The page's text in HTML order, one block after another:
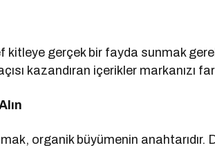
kitleye gerçek bir fayda sunmak
kazandıran içerikler markanızı
organik büyümenin anahtarıdır.